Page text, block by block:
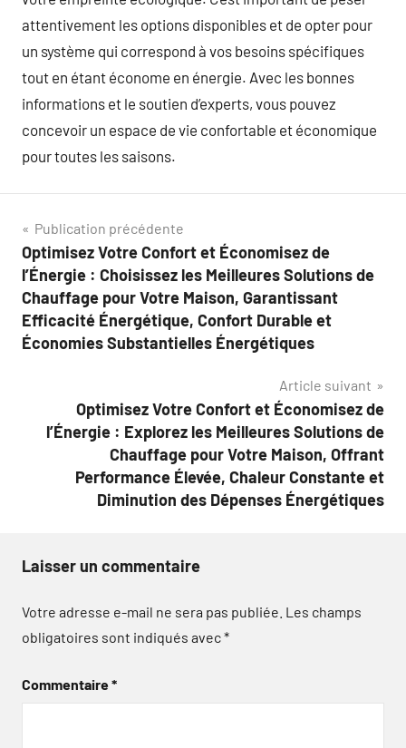
attentivement les options disponibles et de opter pour
un système qui correspond à vos besoins spécifiques
tout en étant économe en énergie. Avec les bonnes
informations et le soutien d’experts, vous pouvez
concevoir un espace de vie confortable et économique
pour toutes les saisons.
Navigation
de
l’article
Publication précédente
Optimisez Votre Confort et Économisez de
l’Énergie : Choisissez les Meilleures Solutions de
Chauffage pour Votre Maison, Garantissant
Efficacité Énergétique, Confort Durable et
Économies Substantielles Énergétiques
Article suivant
Optimisez Votre Confort et Économisez de
l’Énergie : Explorez les Meilleures Solutions de
Chauffage pour Votre Maison, Offrant
Performance Élevée, Chaleur Constante et
Diminution des Dépenses Énergétiques
Laisser un commentaire
Votre adresse e-mail ne sera pas publiée. Les champs
obligatoires sont indiqués avec*
Commentaire*